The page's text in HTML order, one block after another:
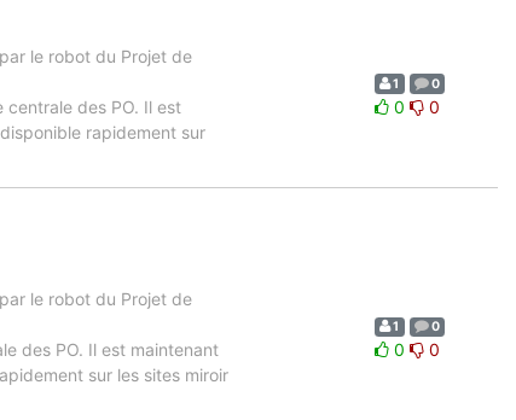
le robot du Projet de
des PO. Il est
rapidement sur
1 0
0 0
le robot du Projet de
des PO. Il est maintenant
sur les sites miroir
1 0
0 0